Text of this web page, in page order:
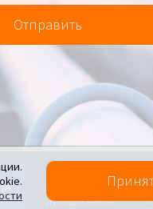
Отправить
Политика
Создание сайта
и продвижение